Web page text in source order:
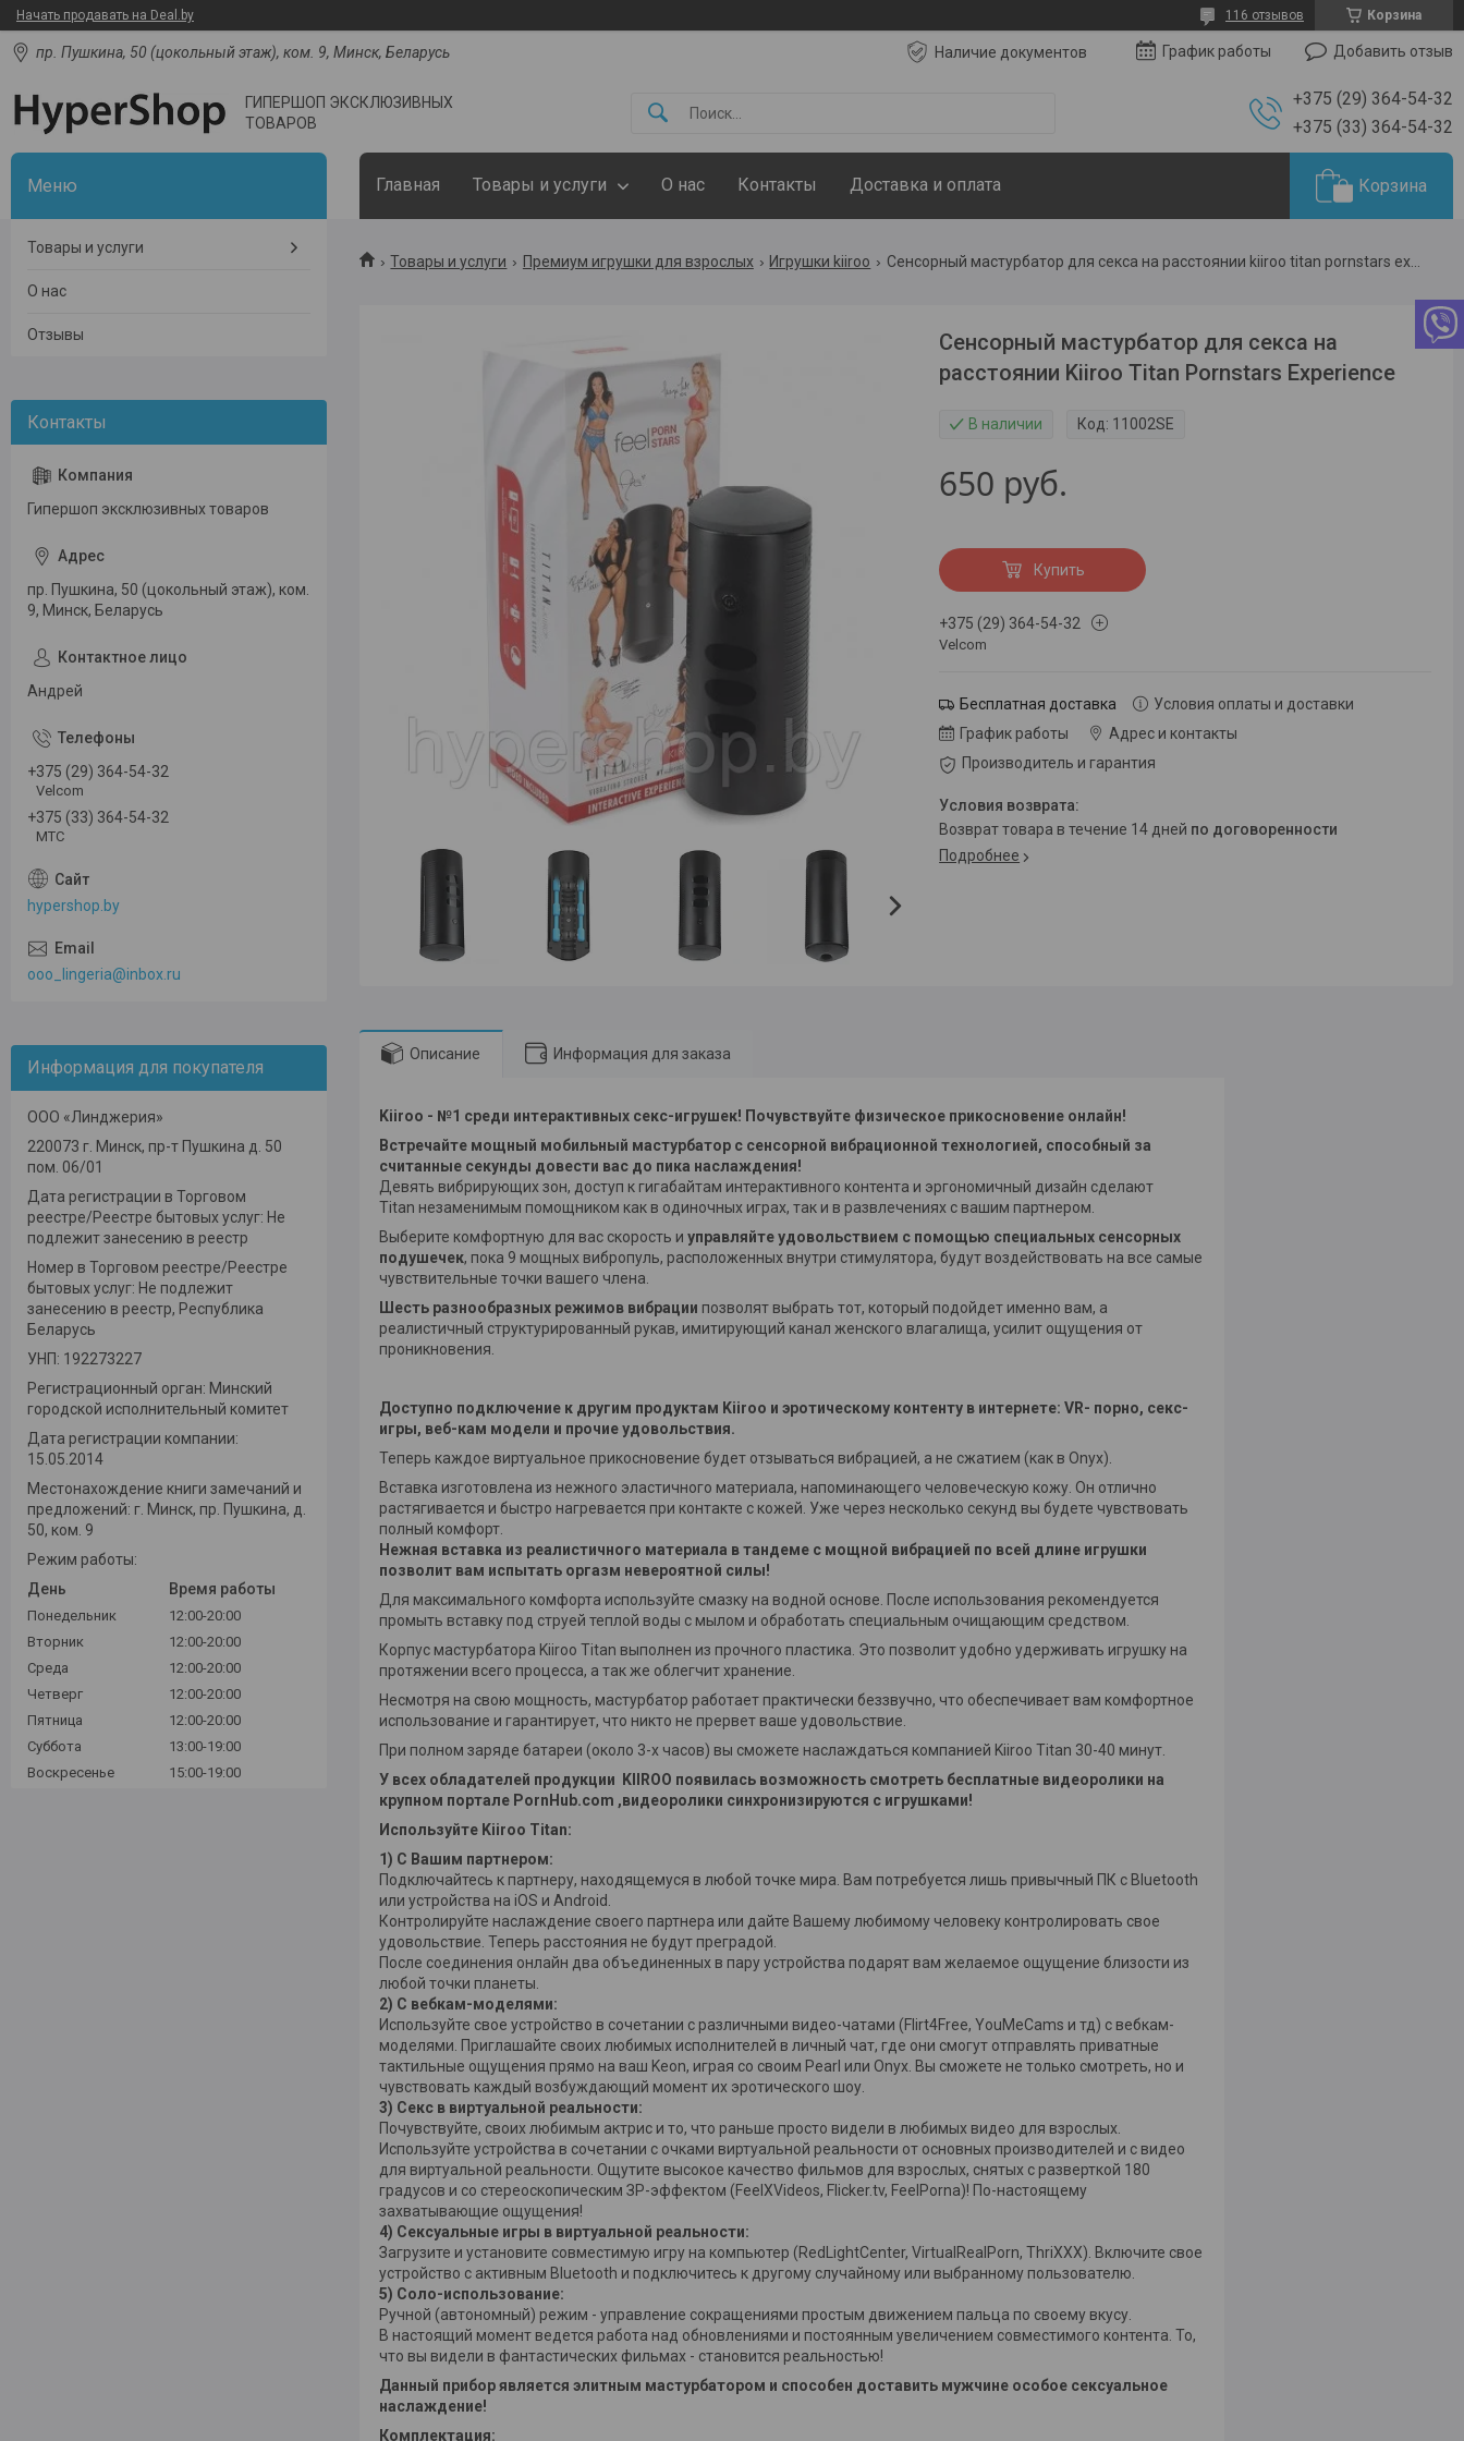
Начать продавать на Deal.by Корзина
116 отзывов
пр. Пушкина, 50 (цокольный этаж), ком. 9, Минск, Беларусь Наличие документов График работы Добавить отзыв
ГИПЕРШОП ЭКСКЛЮЗИВНЫХ
ТОВАРОВ
+375 (29) 364-54-32
+375 (33) 364-54-32
Главная Товары и услуги О нас Контакты Доставка и оплата Корзина
Товары и услуги Премиум игрушки для взрослых Игрушки kiiroo Сенсорный мастурбатор для секса на расстоянии kiiroo titan pornstars experience
Сенсорный мастурбатор для секса на
расстоянии Kiiroo Titan Pornstars Experience
В наличии Код: 11002SE
650 руб.
Купить
+375 (29) 364-54-32
Velcom
Бесплатная доставка
Условия оплаты и доставки
График работы
Адрес и контакты
Производитель и гарантия
возврат товара в течение 14 дней по договоренности
Подробнее
Описание Информация для заказа
Kiiroo - №1 среди интерактивных секс-игрушек! Почувствуйте физическое прикосновение онлайн!
Встречайте мощный мобильный мастурбатор с сенсорной вибрационной технологией, способный за
считанные секунды довести вас до пика наслаждения!
Девять вибрирующих зон, доступ к гигабайтам интерактивного контента и эргономичный дизайн сделают
Titan незаменимым помощником как в одиночных играх, так и в развлечениях с вашим партнером.
Выберите комфортную для вас скорость и управляйте удовольствием с помощью специальных сенсорных
подушечек, пока 9 мощных вибропуль, расположенных внутри стимулятора, будут воздействовать на все самые
чувствительные точки вашего члена.
Шесть разнообразных режимов вибрации позволят выбрать тот, который подойдет именно вам, а
реалистичный структурированный рукав, имитирующий канал женского влагалища, усилит ощущения от
проникновения.
Доступно подключение к другим продуктам Kiiroo и эротическому контенту в интернете: VR- порно, секс-
игры, веб-кам модели и прочие удовольствия.
Теперь каждое виртуальное прикосновение будет отзываться вибрацией, а не сжатием (как в Onyx).
Вставка изготовлена из нежного эластичного материала, напоминающего человеческую кожу. Он отлично
растягивается и быстро нагревается при контакте с кожей. Уже через несколько секунд вы будете чувствовать
полный комфорт.
Нежная вставка из реалистичного материала в тандеме с мощной вибрацией по всей длине игрушки
позволит вам испытать оргазм невероятной силы!
Для максимального комфорта используйте смазку на водной основе. После использования рекомендуется
промыть вставку под струей теплой воды с мылом и обработать специальным очищающим средством.
Корпус мастурбатора Kiiroo Titan выполнен из прочного пластика. Это позволит удобно удерживать игрушку на
протяжении всего процесса, а так же облегчит хранение.
Несмотря на свою мощность, мастурбатор работает практически беззвучно, что обеспечивает вам комфортное
использование и гарантирует, что никто не прервет ваше удовольствие.
При полном заряде батареи (около 3-х часов) вы сможете наслаждаться компанией Kiiroo Titan 30-40 минут.
У всех обладателей продукции KIIROO появилась возможность смотреть бесплатные видеоролики на
крупном портале PornHub.com ,видеоролики синхронизируются с игрушками!
Используйте Kiiroo Titan:
1) С Вашим партнером:
Подключайтесь к партнеру, находящемуся в любой точке мира. Вам потребуется лишь привычный ПК с Bluetooth
или устройства на iOS и Android.
Контролируйте наслаждение своего партнера или дайте Вашему любимому человеку контролировать свое
удовольствие. Теперь расстояния не будут преградой.
После соединения онлайн два объединенных в пару устройства подарят вам желаемое ощущение близости из
любой точки планеты.
2) С вебкам-моделями:
Используйте свое устройство в сочетании с различными видео-чатами (Flirt4Free, YouMeCams и тд) с вебкам-
моделями. Приглашайте своих любимых исполнителей в личный чат, где они смогут отправлять приватные
тактильные ощущения прямо на ваш Keon, играя со своим Pearl или Оnух. Вы сможете не только смотреть, но и
чувствовать каждый возбуждающий момент их эротического шоу.
3) Секс в виртуальной реальности:
Почувствуйте, своих любимым актрис и то, что раньше просто видели в любимых видео для взрослых.
Используйте устройства в сочетании с очками виртуальной реальности от основных производителей и с видео
для виртуальной реальности. Ощутите высокое качество фильмов для взрослых, снятых с разверткой 180
градусов и со стереоскопическим ЗР-эффектом (FeelXVideos, Flicker.tv, FeelPorna)! По-настоящему
захватывающие ощущения!
4) Сексуальные игры в виртуальной реальности:
Загрузите и установите совместимую игру на компьютер (RedLightCenter, VirtualRealPorn, ThriXXX). Включите свое
устройство с активным Bluetooth и подключитесь к другому случайному или выбранному пользователю.
5) Соло-использование:
Ручной (автономный) режим - управление сокращениями простым движением пальца по своему вкусу.
В настоящий момент ведется работа над обновлениями и постоянным увеличением совместимого контента. То,
что вы видели в фантастических фильмах - становится реальностью!
Данный прибор является элитным мастурбатором и способен доставить мужчине особое сексуальное
наслаждение!
Комплектация:
Товары и услуги
О нас
Отзывы
Гипершоп эксклюзивных товаров
пр. Пушкина, 50 (цокольный этаж), ком.
9, Минск, Беларусь
Андрей
+375 (29) 364-54-32
Velcom
+375 (33) 364-54-32
МТС
hypershop.by
ooo_lingeria@inbox.ru
Информация для покупателя
ООО «Линджерия»
220073 г. Минск, пр-т Пушкина д. 50
пом. 06/01
Дата регистрации в Торговом
реестре/Реестре бытовых услуг: Не
подлежит занесению в реестр
Номер в Торговом реестре/Реестре
бытовых услуг: Не подлежит
занесению в реестр, Республика
Беларусь
УНП: 192273227
Регистрационный орган: Минский
городской исполнительный комитет
Дата регистрации компании:
15.05.2014
Местонахождение книги замечаний и
предложений: г. Минск, пр. Пушкина, д.
50, ком. 9
Режим работы:
День
Время работы
Понедельник
12:00-20:00
Вторник
12:00-20:00
Среда
12:00-20:00
Четверг
12:00-20:00
Пятница
12:00-20:00
Суббота
13:00-19:00
Воскресенье
15:00-19:00